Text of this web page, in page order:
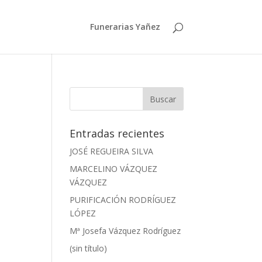
Funerarias Yañez
Entradas recientes
JOSÉ REGUEIRA SILVA
MARCELINO VÁZQUEZ
VÁZQUEZ
PURIFICACIÓN RODRÍGUEZ
LÓPEZ
Mª Josefa Vázquez Rodríguez
(sin título)